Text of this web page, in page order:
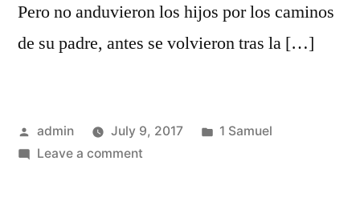
Pero no anduvieron los hijos por los caminos
de su padre, antes se volvieron tras la […]
Posted
by
admin July 9, 2017
Posted
1 Samuel
Leave a commenton